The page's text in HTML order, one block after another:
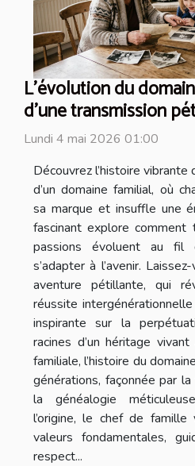
L’évolution du
d’une transmission
Lundi 4 mai 2026 01:00
Découvrez l’histoire vibrante
d’un domaine familial, où
sa marque et insuffle une
fascinant explore
passions évoluent au fil
s’adapter à l’avenir.
aventure pétillante, qui
réussite
inspirante sur la
racines d’un héritage
familiale, l’histoire du
générations, façonnée par
la généalogie
l’origine, le chef de
valeurs fondamentales,
respect...